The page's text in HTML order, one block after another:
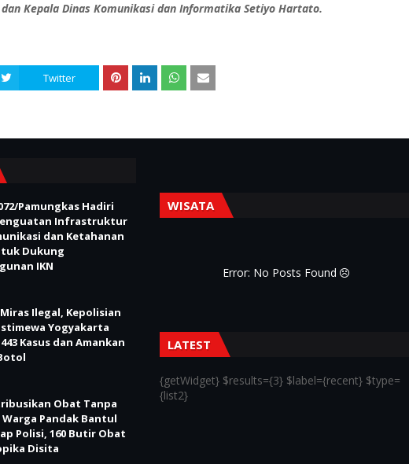
Kepala Dinas Komunikasi dan Informatika Setiyo Hartato.
Twitter
Pamungkas Hadiri
Infrastruktur
dan Ketahanan
Dukung
IKN
Ilegal, Kepolisian
Yogyakarta
Kasus dan Amankan
Obat Tanpa
Warga Pandak Bantul
Polisi, 160 Butir Obat
Disita
WISATA
Error: No Posts Found
LATEST
{getWidget} $results={3} $label={recent} $type=
{list2}